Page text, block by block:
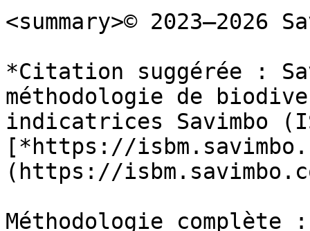
<summary>© 2023–2026
*Citation suggérée :
méthodologie de
indicatrices Savimbo
[*https://
(https://
Méthodologie